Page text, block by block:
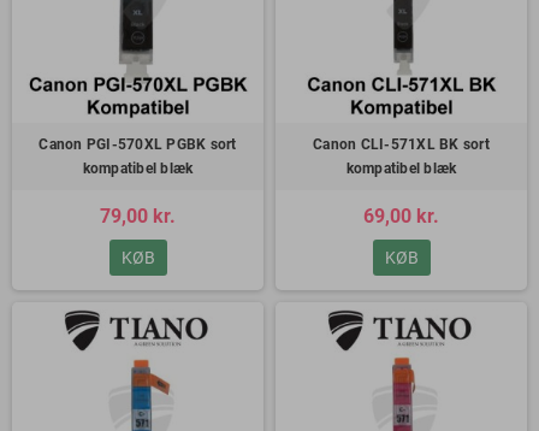
Canon PGI-570XL PGBK sort
kompatibel blæk
79,00 kr.
KØB
Canon CLI-571XL BK sort
kompatibel blæk
69,00 kr.
KØB